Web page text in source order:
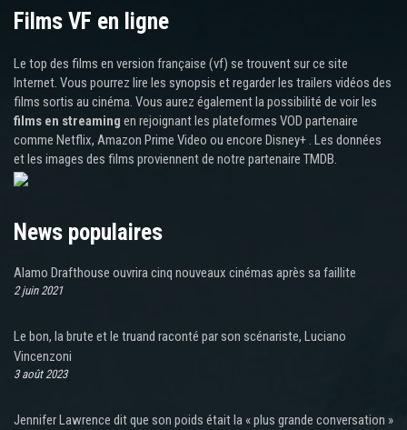
Films VF en ligne
Le top des films en version française (vf) se trouvent sur ce site
Internet. Vous pourrez lire les synopsis et regarder les trailers vidéos des
films sortis au cinéma. Vous aurez également la possibilité de voir les
films en streaming en rejoignant les plateformes VOD partenaire
comme Netflix, Amazon Prime Video ou encore Disney+ . Les données
et les images des films proviennent de notre partenaire TMDB.
News populaires
Alamo Drafthouse ouvrira cinq nouveaux cinémas après sa faillite
2 juin 2021
Le bon, la brute et le truand raconté par son scénariste, Luciano
Vincenzoni
3 août 2023
Jennifer Lawrence dit que son poids était la « plus grande conversation »